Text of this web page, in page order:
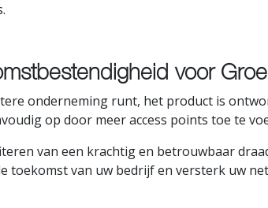
voor
onderneming runt, het product is
op door meer access points toe te
van een krachtig en betrouwbaar
toekomst van uw bedrijf en versterk uw